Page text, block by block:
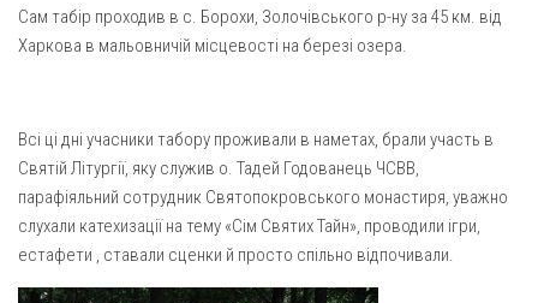
Архистратига Михаїла (с. Пригарівка)
Благовіщення Пресвятої Богородиці (с. Шевченки)
Вознесіння ГНІХ (с. Витівка)
Вознесіння Господнього (м. Кобеляки)
Пророка Іллі (смт. Білики)
Різдва Пресвятої Богородиці (с. Вільховатка)
Св. Апостола Андрія Первозванного (с. Засулля)
Сам табір проходив в с. Борохи, Золочівського р-ну за 45 км. від
Харкова в мальовничій місцевості на березі озера.
Всі ці дні учасники табору проживали в наметах, брали участь в
Святій Літургії, яку служив о. Тадей Годованець ЧСВВ,
парафіяльний сотрудник Святопокровського монастиря, уважно
слухали катехизації на тему «Сім Святих Тайн», проводили ігри,
естафети , ставали сценки й просто спільно відпочивали.